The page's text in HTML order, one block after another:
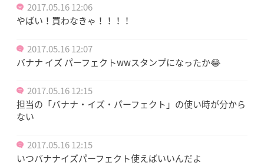
2017.05.16 12:06
やばい！買わなきゃ！！！！
2017.05.16 12:07
バナナ イズ パーフェクトwwスタンプになったか😂
2017.05.16 12:15
担当の「バナナ・イズ・パーフェクト」の使い時が分から
ない
2017.05.16 12:15
いつバナナイズパーフェクト使えばいいんだよ